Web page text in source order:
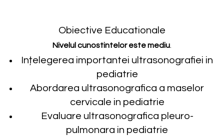
Obiective Educationale
Nivelul cunostintelor este mediu
Ințelegerea importantei ultrasonografiei in
pediatrie
Abordarea ultrasonografica a maselor
cervicale in pediatrie
Evaluare ultrasonografica pleuro-
pulmonara in pediatrie